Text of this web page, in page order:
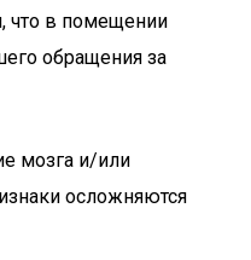
что в помещении
обращения за
мозга и/или
осложняются